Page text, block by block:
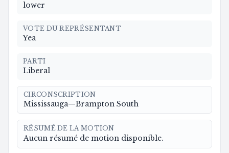
lower
VOTE DU REPRÉSENTANT
Yea
PARTI
Liberal
CIRCONSCRIPTION
Mississauga—Brampton South
RÉSUMÉ DE LA MOTION
Aucun résumé de motion disponible.